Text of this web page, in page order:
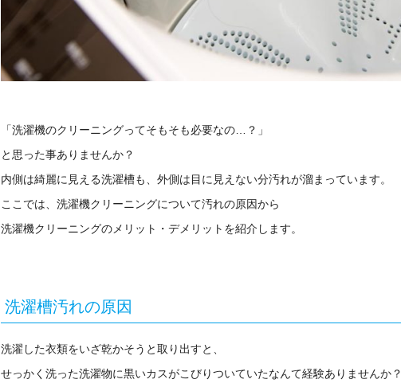
「洗濯機のクリーニングってそもそも必要なの
？」
と思った事ありませんか？
内側は綺麗に見える洗濯槽も、外側は目に見えない分汚れが溜まっています。
ここでは、洗濯機クリーニングについて汚れの原因から
洗濯機クリーニングのメリット・デメリットを紹介します。
洗濯槽汚れの原因
洗濯した衣類をいざ乾かそうと取り出すと、
せっかく洗った洗濯物に黒いカスがこびりついていたなんて経験ありませんか？